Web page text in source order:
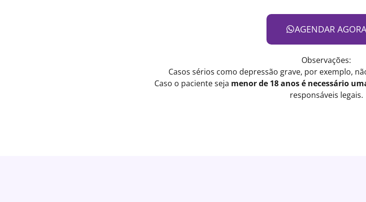
AGENDAR AGORA
Observações:
Casos sérios como depressão grave, por exemplo,
Caso o paciente seja menor de 18 anos é necessário
responsáveis legais.